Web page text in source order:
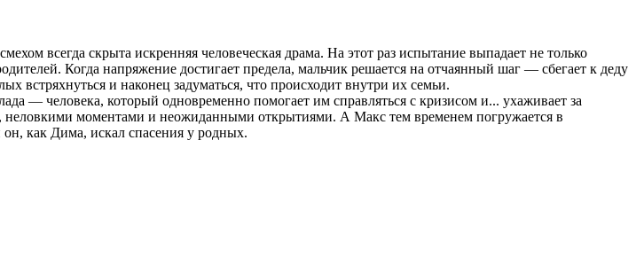
всегда скрыта искренняя человеческая драма. На этот раз испытание выпадает не только
Когда напряжение достигает предела, мальчик решается на отчаянный шаг — сбегает к деду
встряхнуться и наконец задуматься, что происходит внутри их семьи.
— человека, который одновременно помогает им справляться с кризисом и... ухаживает за
моментами и неожиданными открытиями. А Макс тем временем погружается в
он, как Дима, искал спасения у родных.